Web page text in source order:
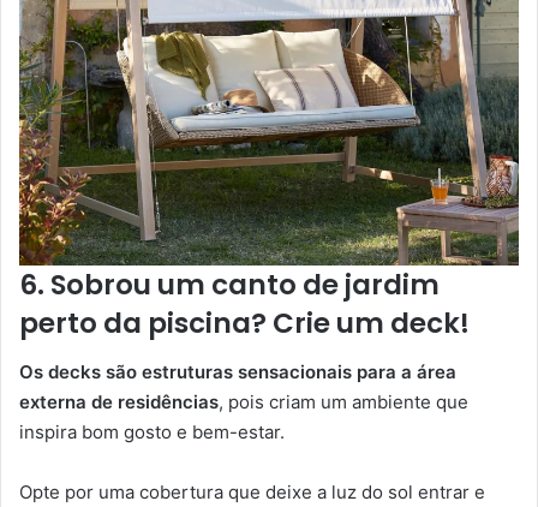
6. Sobrou um canto de jardim
perto da piscina? Crie um deck!
Os decks são estruturas sensacionais para a área
externa de residências, pois criam um ambiente que
inspira bom gosto e bem-estar.
Opte por uma cobertura que deixe a luz do sol entrar e